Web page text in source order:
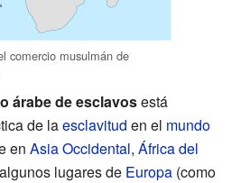
comercio musulmán de
árabe de esclavosestá
de laesclavitud en el mundo
en Asia Occidental, África del
lugares de Europa (como